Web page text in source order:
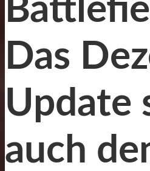
Das
Update
auch